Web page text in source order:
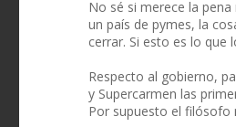
No sé si merece la
un país de pymes, la
cerrar. Si esto es lo que
Respecto al gobierno,
y Supercarmen las
Por supuesto el filósofo